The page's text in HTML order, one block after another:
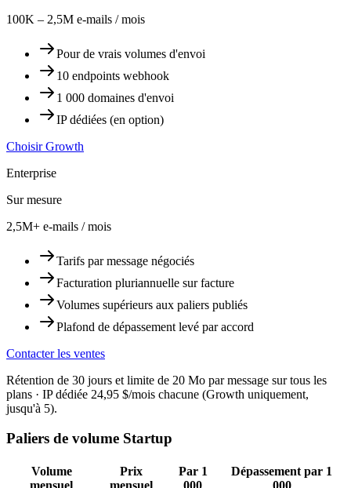
100K – 2,5M e-mails / mois
Pour de vrais volumes d'envoi
10 endpoints webhook
1 000 domaines d'envoi
IP dédiées (en option)
Choisir Growth
Enterprise
Sur mesure
2,5M+ e-mails / mois
Tarifs par message négociés
Facturation pluriannuelle sur facture
Volumes supérieurs aux paliers publiés
Plafond de dépassement levé par accord
Contacter les ventes
Rétention de 30 jours et limite de 20 Mo par message sur tous les
plans · IP dédiée 24,95 $/mois chacune (Growth uniquement,
jusqu'à 5).
Paliers de volume Startup
Volume
Prix
Par 1
Dépassement par 1